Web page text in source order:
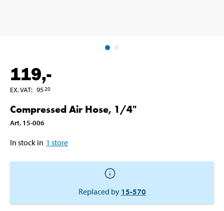
119,-
EX. VAT: 9520
Compressed Air Hose, 1/4"
Art. 15-006
In stock in 1 store
Replaced by 15-570